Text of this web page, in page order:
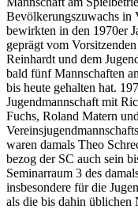
Bevölkerungszuwachs in
bewirkten in den 1970er
geprägt vom
Reinhardt und dem
bald fünf Mannschaften
bis heute gehalten hat.
Jugendmannschaft mit
Fuchs, Roland Matern
waren damals Theo
bezog der SC auch sein
Seminarraum 3 des
insbesondere für die
als die bis dahin üblichen